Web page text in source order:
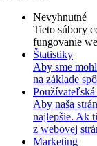
Nevyhnutné
Tieto súbory
fungovanie
Štatistiky
Aby sme
na základe
Aby naša
najlepšie. Ak
z webovej
Marketing